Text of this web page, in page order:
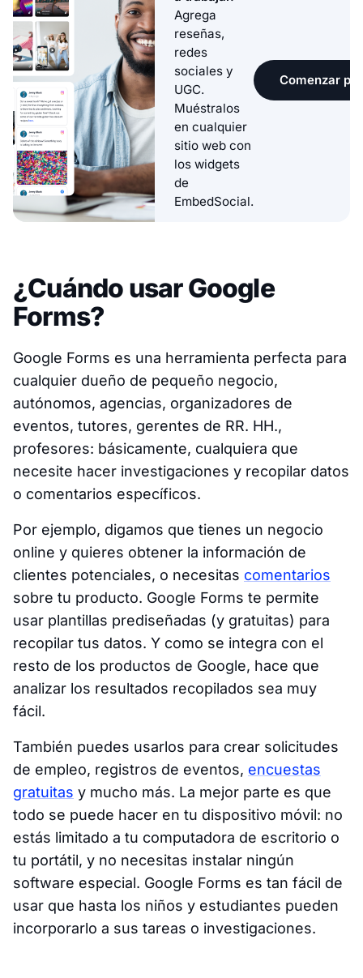
Agrega
reseñas,
redes
sociales y
UGC.
Muéstralos
en cualquier
sitio web con
los widgets
de
EmbedSocial.
Comenzar
¿Cuándo usar Google
Forms?
Google Forms es una herramienta perfecta para
cualquier dueño de pequeño negocio,
autónomos, agencias, organizadores de
eventos, tutores, gerentes de RR. HH.,
profesores: básicamente, cualquiera que
necesite hacer investigaciones y recopilar datos
o comentarios específicos.
Por ejemplo, digamos que tienes un negocio
online y quieres obtener la información de
clientes potenciales, o necesitas comentarios
sobre tu producto. Google Forms te permite
usar plantillas prediseñadas (y gratuitas) para
recopilar tus datos. Y como se integra con el
resto de los productos de Google, hace que
analizar los resultados recopilados sea muy
fácil.
También puedes usarlos para crear solicitudes
de empleo, registros de eventos, encuestas
gratuitas y mucho más. La mejor parte es que
todo se puede hacer en tu dispositivo móvil: no
estás limitado a tu computadora de escritorio o
tu portátil, y no necesitas instalar ningún
software especial. Google Forms es tan fácil de
usar que hasta los niños y estudiantes pueden
incorporarlo a sus tareas o investigaciones.